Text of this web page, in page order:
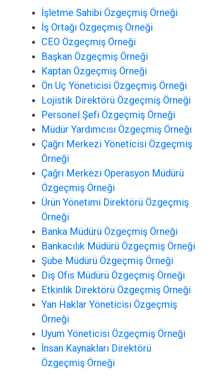
İşletme Sahibi Özgeçmiş Örneği
İş Ortağı Özgeçmiş Örneği
CEO Özgeçmiş Örneği
Başkan Özgeçmiş Örneği
Kaptan Özgeçmiş Örneği
Ön Uç Yöneticisi Özgeçmiş Örneği
Lojistik Direktörü Özgeçmiş Örneği
Personel Şefi Özgeçmiş Örneği
Müdür Yardımcısı Özgeçmiş Örneği
Çağrı Merkezi Yöneticisi Özgeçmiş
Örneği
Çağrı Merkezi Operasyon Müdürü
Özgeçmiş Örneği
Ürün Yönetimi Direktörü Özgeçmiş
Örneği
Banka Müdürü Özgeçmiş Örneği
Bankacılık Müdürü Özgeçmiş Örneği
Şube Müdürü Özgeçmiş Örneği
Diş Ofis Müdürü Özgeçmiş Örneği
Etkinlik Direktörü Özgeçmiş Örneği
Yan Haklar Yöneticisi Özgeçmiş
Örneği
Uyum Yöneticisi Özgeçmiş Örneği
İnsan Kaynakları Direktörü
Özgeçmiş Örneği